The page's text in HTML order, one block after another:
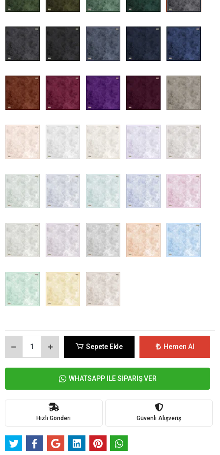
Sepete Ekle Hemen Al
WHATSAPP İLE SİPARİŞ VER
Hızlı Gönderi Güvenli Alışveriş